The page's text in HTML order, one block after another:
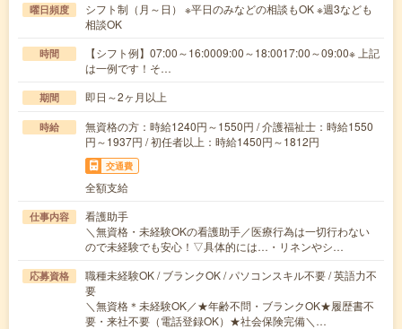
曜日頻度
シフト制（月～日） ※平日のみなどの相談もOK ※週3なども
相談OK
時間
【シフト例】07:00～16:0009:00～18:0017:00～09:00※ 上記
は一例です！そ…
期間 即日～2ヶ月以上
時給
無資格の方：時給1240円～1550円 / 介護福祉士：時給1550
円～1937円 / 初任者以上：時給1450円～1812円
交通費
全額支給
仕事内容
看護助手
＼無資格・未経験OKの看護助手／医療行為は一切行わない
ので未経験でも安心！▽具体的には…・リネンやシ…
応募資格
職種未経験OK / ブランクOK / パソコンスキル不要 / 英語力不
要
＼無資格＊未経験OK／★年齢不問・ブランクOK★履歴書不
要・来社不要（電話登録OK）★社会保険完備＼…